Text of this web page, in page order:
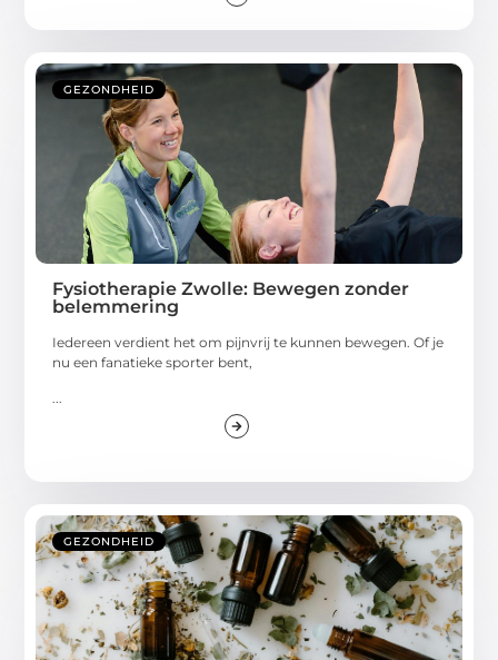
GEZONDHEID
Fysiotherapie Zwolle: Bewegen zonder
belemmering
Iedereen verdient het om pijnvrij te kunnen bewegen. Of je
nu een fanatieke sporter bent,
...
GEZONDHEID